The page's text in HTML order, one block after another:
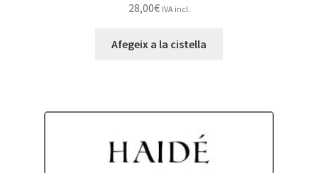
28,00€ IVA incl.
Afegeix a la cistella